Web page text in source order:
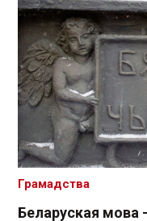
Беларуская мова
Грамадства